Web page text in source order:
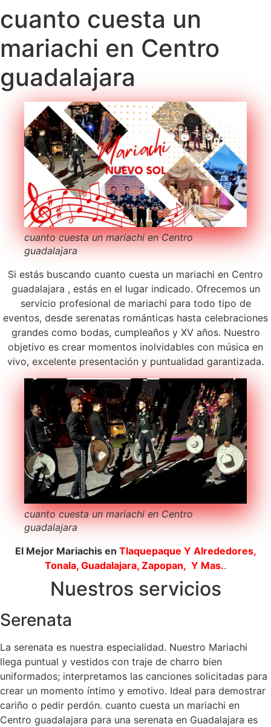
cuanto cuesta un
mariachi en Centro
guadalajara
cuanto cuesta un mariachi en Centro
guadalajara
Si estás buscando cuanto cuesta un mariachi en Centro
guadalajara , estás en el lugar indicado. Ofrecemos un
servicio profesional de mariachi para todo tipo de
eventos, desde serenatas románticas hasta celebraciones
grandes como bodas, cumpleaños y XV años. Nuestro
objetivo es crear momentos inolvidables con música en
vivo, excelente presentación y puntualidad garantizada.
cuanto cuesta un mariachi en Centro
guadalajara
El Mejor Mariachis en Tlaquepaque Y Alrededores,
Tonala, Guadalajara, Zapopan, Y Mas..
Nuestros servicios
Serenata
La serenata es nuestra especialidad. Nuestro Mariachi
llega puntual y vestidos con traje de charro bien
uniformados; interpretamos las canciones solicitadas para
crear un momento íntimo y emotivo. Ideal para demostrar
cariño o pedir perdón. cuanto cuesta un mariachi en
Centro guadalajara para una serenata en Guadalajara es